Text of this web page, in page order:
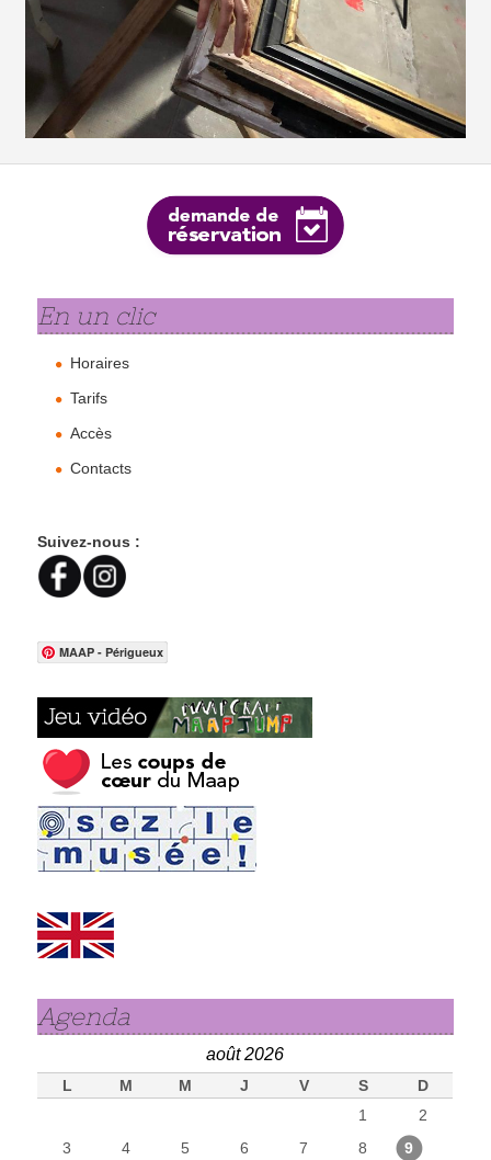
En un clic
Horaires
Tarifs
Accès
Contacts
Suivez-nous :
MAAP - Périgueux
Agenda
août 2026
L M M J V S
D
1
2
3
4 5 6 7 8
9